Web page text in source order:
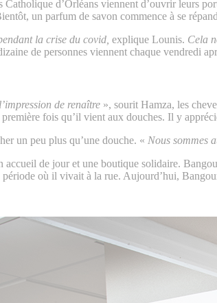
Catholique d’Orléans viennent d’ouvrir leurs
un parfum de savon commence à se
la crise du covid, explique Lounis. Cela
de personnes viennent chaque vendredi
de renaître », sourit Hamza, les
fois qu’il vient aux douches. Il y
un peu plus qu’une douche. « Nous sommes
accueil de jour et une boutique solidaire.
où il vivait à la rue. Aujourd’hui,